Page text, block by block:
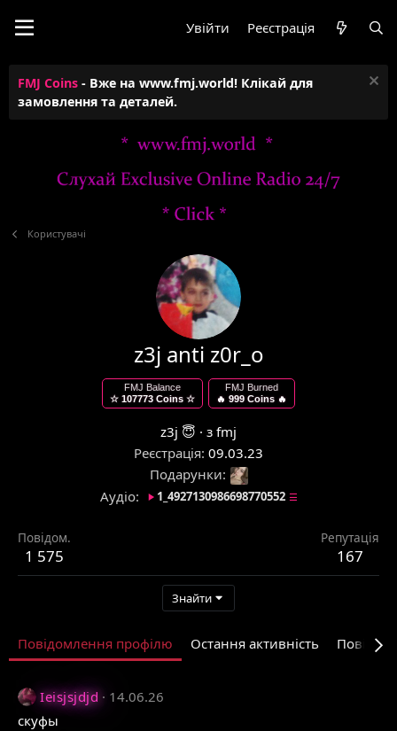
Увійти Реєстрація
FMJ Coins - Вже на www.fmj.world! Клікай для
замовлення та деталей.
Користувачі
z3j anti z0r_o
FMJ Balance
☆ 107773 Coins ☆
FMJ Burned
🔥 999 Coins 🔥
z3j 😇 · з fmj
Реєстрація 09.03.23
Подарунки
Аудіо
1_4927130986698770552 ☰
Повідом.
1 575
Репутація
167
Знайти
Повідомлення профілю Остання активність
Ieisjsjdjd
14.06.26
скуфы